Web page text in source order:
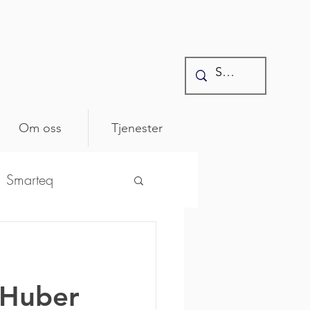
Om oss Tjenester
Smarteq